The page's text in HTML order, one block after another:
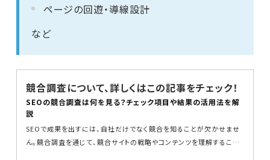
ページの回遊・導線設計
など
競合調査について、詳しくはこの記事をチェック！
SEOの競合調査は何を見る？チェック項目や結果の活用法を解
説
SEOで成果を出すには、自社だけでなく競合を知ることが欠かせませ
ん。競合調査を通じて、競合サイトの戦略やコンテンツを理解すること